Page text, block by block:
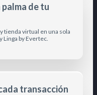
de tu
tienda virtual en una sola
by Evertec.
transacción